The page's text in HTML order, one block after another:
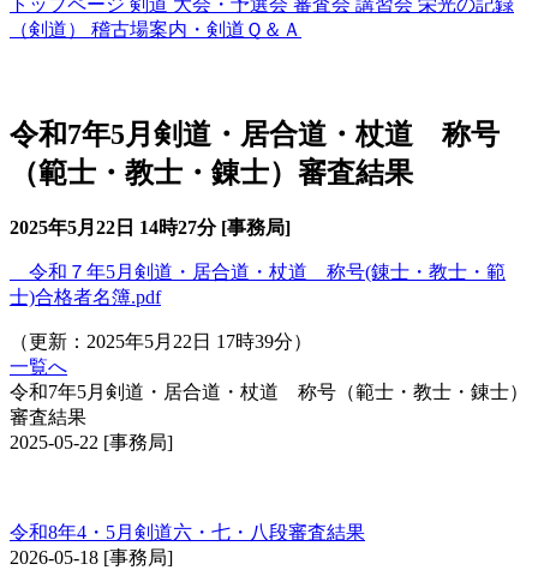
トップページ 剣道 大会・予選会 審査会 講習会 栄光の記録
（剣道） 稽古場案内・剣道Ｑ＆Ａ
令和7年5月剣道・居合道・杖道 称号
（範士・教士・錬士）審査結果
2025年5月22日 14時27分 [事務局]
令和７年5月剣道・居合道・杖道 称号(錬士・教士・範
士)合格者名簿.pdf
（更新：2025年5月22日 17時39分）
一覧へ
令和7年5月剣道・居合道・杖道 称号（範士・教士・錬士）
審査結果
2025-05-22 [事務局]
令和8年4・5月剣道六・七・八段審査結果
2026-05-18 [事務局]